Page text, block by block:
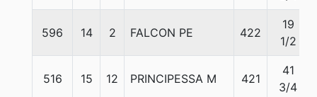
596 14 2 FALCON PE 422
19
1/2
516 15 12 PRINCIPESSA M 421
41
3/4